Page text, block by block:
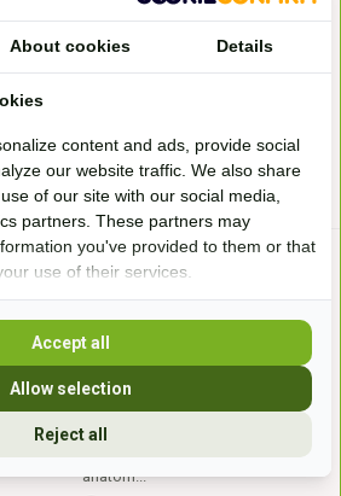
Re...
Auf Bestellung erhältlich
209,50*
* Inkl. MwSt. zzgl.Versandkosten
Das EDIX Grace
Lederbrustgeschirr ist ein
anatom...
About cookies Details
content and ads, provide social
our website traffic. We also share
of our site with our social media,
partners. These partners may
you've provided to them or that
use of their services.
Reject all
Allow selection
Accept all